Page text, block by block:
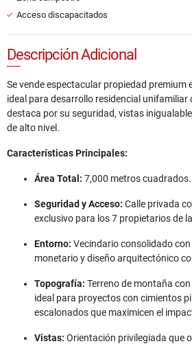
Acceso discapacitados
Descripción Adicional
Se vende espectacular propiedad premium
ideal para desarrollo residencial unifamiliar
destaca por su seguridad, vistas
de alto nivel.
Características Principales:
Área Total: 7,000 metros cuadrados.
Seguridad y Acceso: Calle privada
exclusivo para los 7 propietarios de
Entorno: Vecindario consolidado
monetario y diseño arquitectónico
Topografía: Terreno de montaña
ideal para proyectos con cimientos
escalonados que maximicen el
Vistas: Orientación privilegiada que